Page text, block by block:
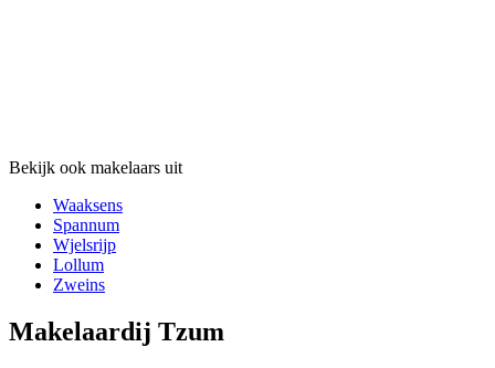
Bekijk ook makelaars uit
Waaksens
Spannum
Wjelsrijp
Lollum
Zweins
Makelaardij Tzum